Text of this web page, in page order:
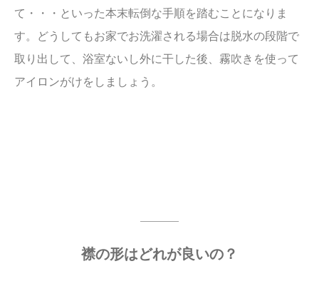
て・・・といった本末転倒な手順を踏むことになりま
す。どうしてもお家でお洗濯される場合は脱水の段階で
取り出して、浴室ないし外に干した後、霧吹きを使って
アイロンがけをしましょう。
襟の形はどれが良いの？